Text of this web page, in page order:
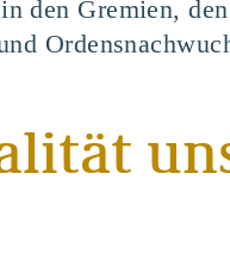
den Gremien,